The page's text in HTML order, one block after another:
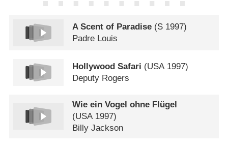
A Scent of Paradise (S 1997)
Padre Louis
Hollywood Safari (USA1997)
Deputy Rogers
Wie ein Vogel ohne Flügel
(USA1997)
Billy Jackson